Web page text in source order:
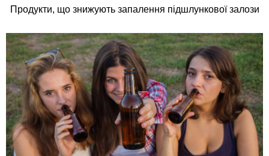
Продукти, що знижують запалення підшлункової залози